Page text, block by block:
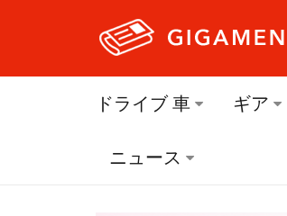
ドライブ 車 ギア
ニュース